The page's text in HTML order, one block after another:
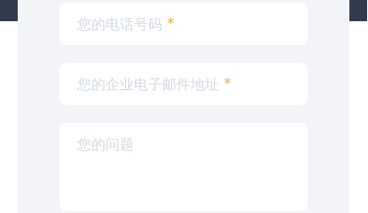
您的电话号码 *
您的企业电子邮件地址 *
您的问题